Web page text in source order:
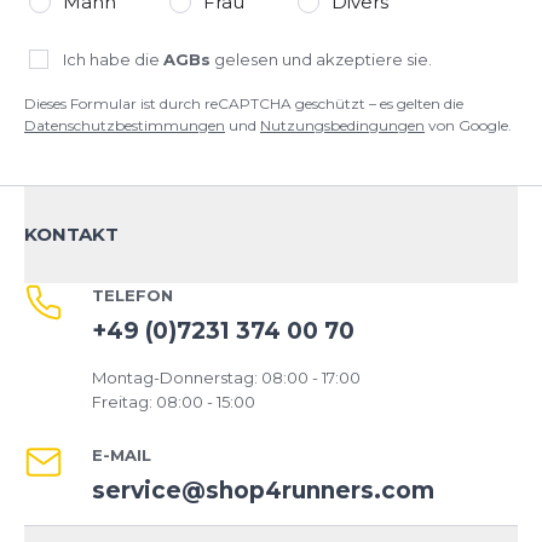
ist, mit den Produkten zu Deiner Gesundheit und
Deinem Wohlbefinden beizutragen. Dabei liegt
BLACKROLL® unsere Umwelt sehr am Herzen
Made in Germany 100% recyclefähig sowie frei von
Qualitätsmanagement nach DIN ISO 9001:2000
(ausgenommen BLACKROLL® BLOCK) Robust,
(bei mind. 110 °C)
Ich habe die AGBs gelesen und akzeptiere sie.
Dieses Formular ist durch reCAPTCHA geschützt – es gelten die
Datenschutzbestimmungen und Nutzungsbedingungen von Google.
KONTAKT
TELEFON
+49 (0)7231 374 00 70
Montag-Donnerstag: 08:00 - 17:00
Freitag: 08:00 - 15:00
E-MAIL
service@shop4runners.com